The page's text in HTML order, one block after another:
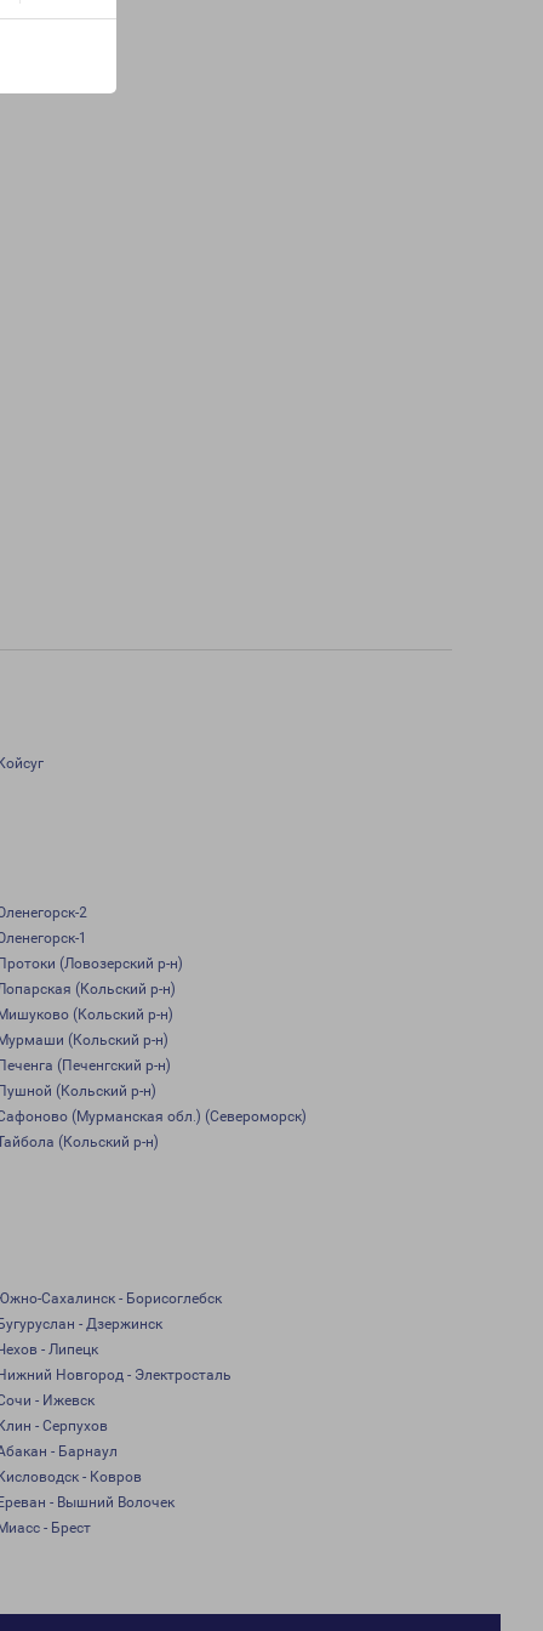
2
1
(Ловозерский р-н)
(Кольский р-н)
(Кольский р-н)
(Кольский р-н)
(Печенгский р-н)
(Кольский р-н)
(Мурманская обл.) (Североморск)
(Кольский р-н)
Сахалинск - Борисоглебск
- Дзержинск
- Липецк
Новгород - Электросталь
- Ижевск
- Серпухов
- Барнаул
- Ковров
- Вышний Волочек
- Брест